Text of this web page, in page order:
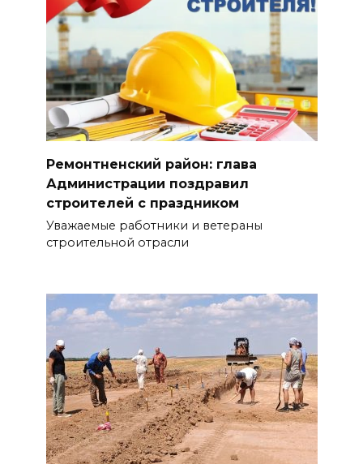
Ремонтненский район: глава
Администрации поздравил
строителей с праздником
Уважаемые работники и ветераны
строительной отрасли